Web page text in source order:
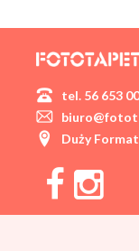
tel. 56 653
Duży